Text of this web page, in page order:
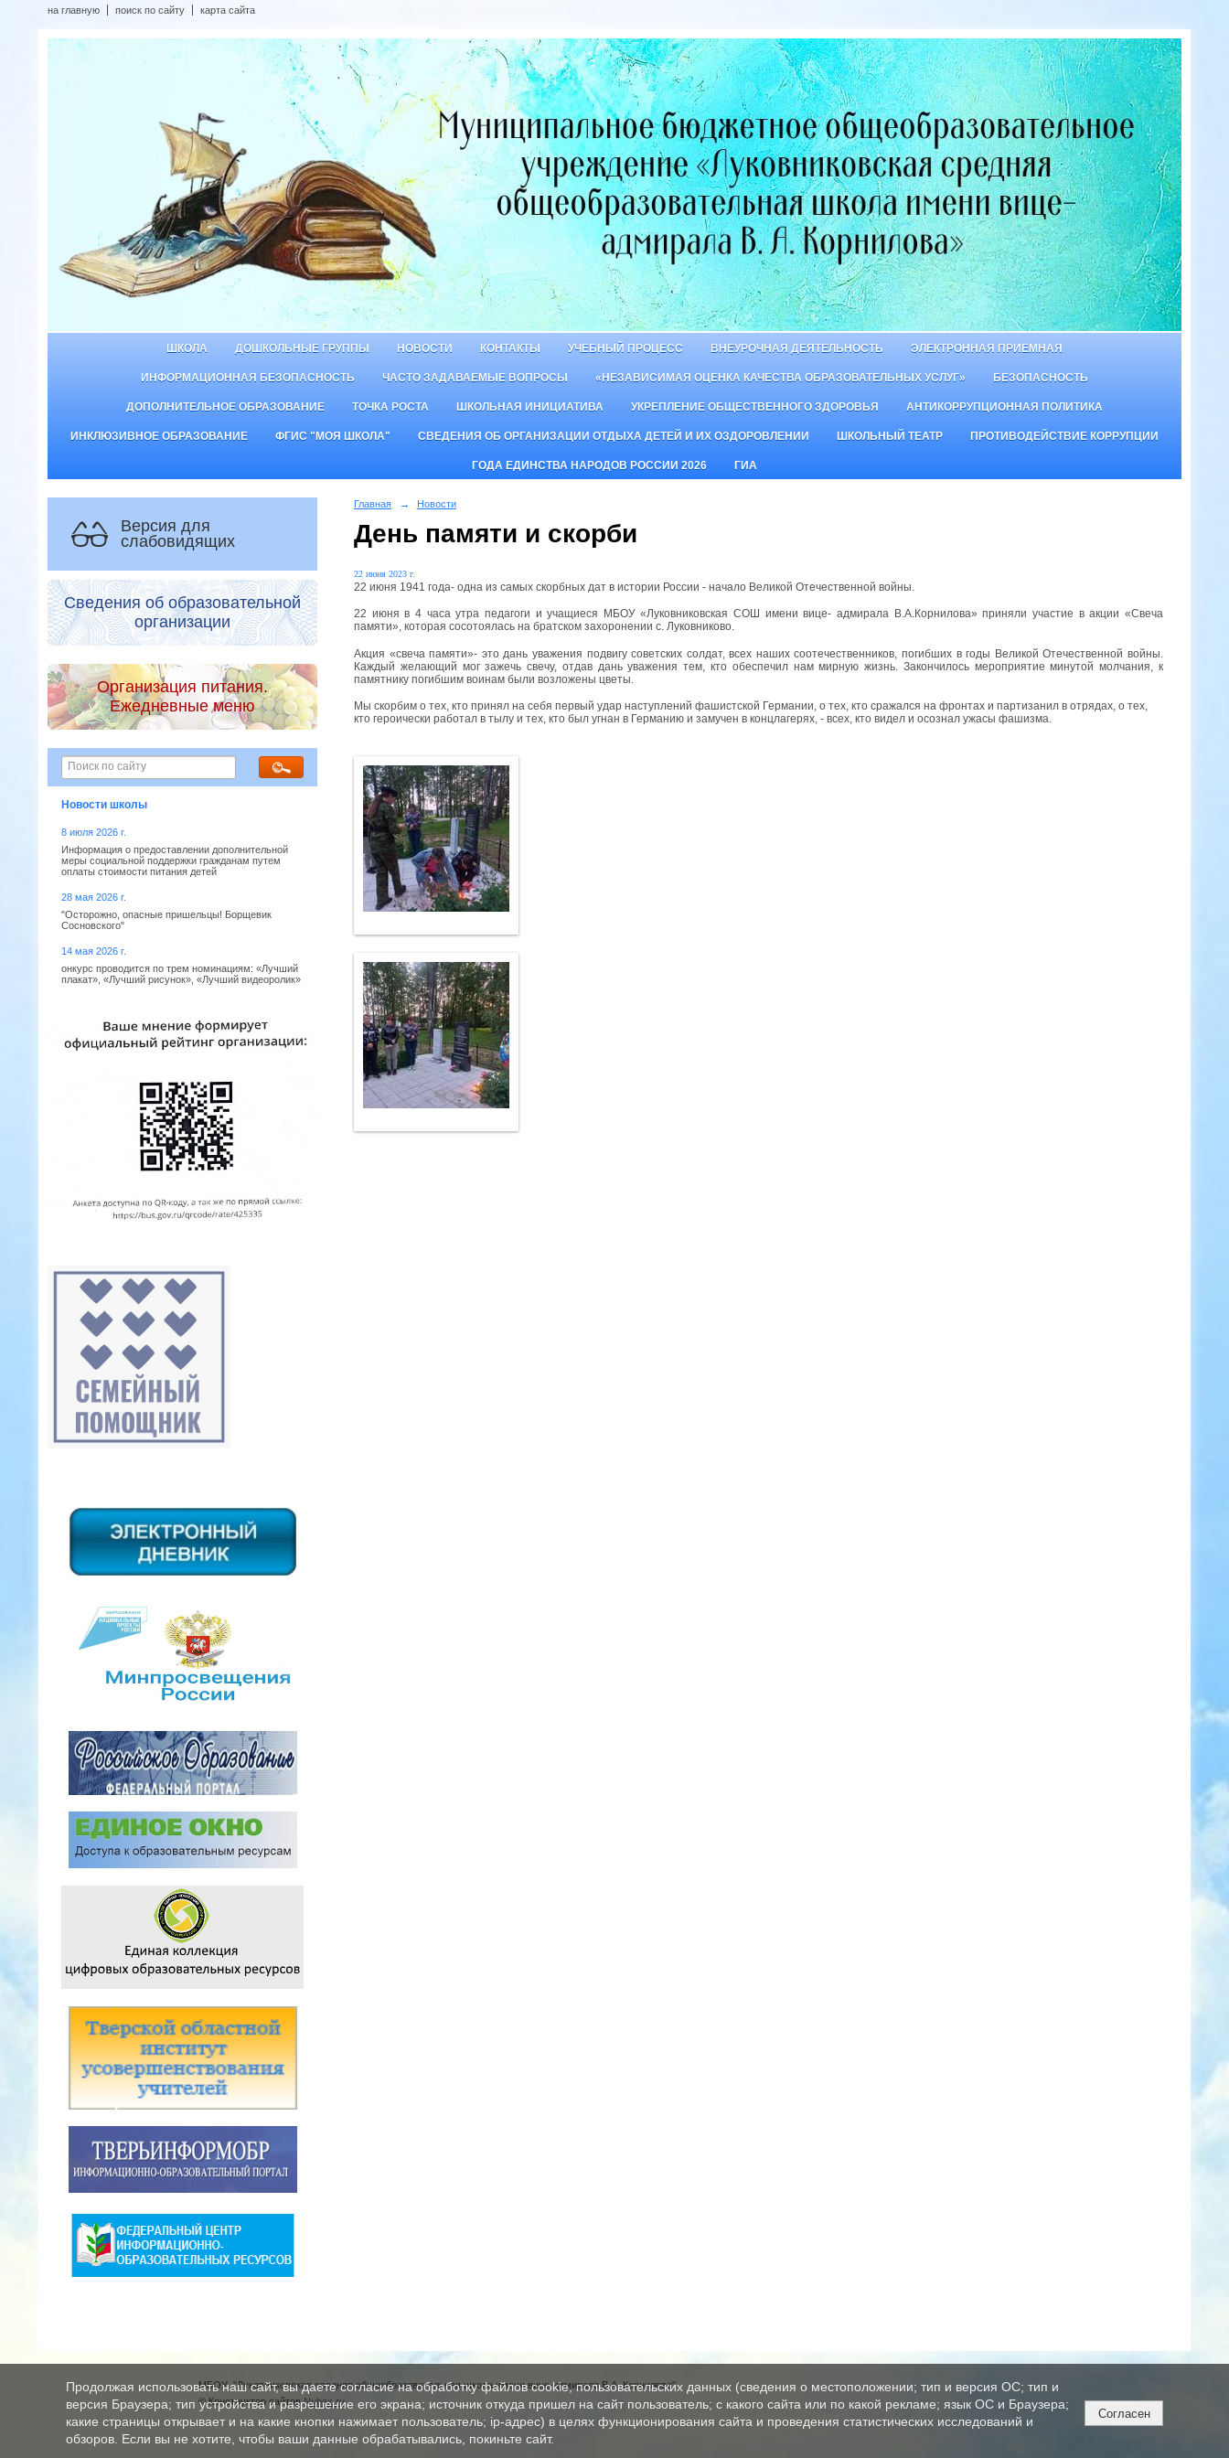
на главную поиск по сайту карта сайта
ШКОЛА ДОШКОЛЬНЫЕ ГРУППЫ НОВОСТИ КОНТАКТЫ УЧЕБНЫЙ ПРОЦЕСС ВНЕУРОЧНАЯ ДЕЯТЕЛЬНОСТЬ ЭЛЕКТРОННАЯ ПРИЕМНАЯ
ИНФОРМАЦИОННАЯ БЕЗОПАСНОСТЬ ЧАСТО ЗАДАВАЕМЫЕ ВОПРОСЫ «НЕЗАВИСИМАЯ ОЦЕНКА КАЧЕСТВА ОБРАЗОВАТЕЛЬНЫХ УСЛУГ» БЕЗОПАСНОСТЬ
ДОПОЛНИТЕЛЬНОЕ ОБРАЗОВАНИЕ ТОЧКА РОСТА ШКОЛЬНАЯ ИНИЦИАТИВА УКРЕПЛЕНИЕ ОБЩЕСТВЕННОГО ЗДОРОВЬЯ АНТИКОРРУПЦИОННАЯ ПОЛИТИКА
ИНКЛЮЗИВНОЕ ОБРАЗОВАНИЕ ФГИС "МОЯ ШКОЛА" СВЕДЕНИЯ ОБ ОРГАНИЗАЦИИ ОТДЫХА ДЕТЕЙ И ИХ ОЗДОРОВЛЕНИИ ШКОЛЬНЫЙ ТЕАТР ПРОТИВОДЕЙСТВИЕ КОРРУПЦИИ
ГОДА ЕДИНСТВА НАРОДОВ РОССИИ 2026 ГИА
Версия для
слабовидящих
Сведения об образовательной
организации
Организация питания.
Ежедневные меню
Новости школы
8 июля 2026 г.
Информация о предоставлении дополнительной
меры социальной поддержки гражданам путем
оплаты стоимости питания детей
28 мая 2026 г.
"Осторожно, опасные пришельцы! Борщевик
Сосновского"
14 мая 2026 г.
онкурс проводится по трем номинациям: «Лучший
плакат», «Лучший рисунок», «Лучший видеоролик»
Главная → Новости
День памяти и скорби
22 июня 2023 г.
22 июня 1941 года- одна из самых скорбных дат в истории России - начало Великой Отечественной войны.
22 июня в 4 часа утра педагоги и учащиеся МБОУ «Луковниковская СОШ имени вице- адмирала В.А.Корнилова» приняли участие в акции «Свеча
памяти», которая сосотоялась на братском захоронении с. Луковниково.
Акция «свеча памяти»- это дань уважения подвигу советских солдат, всех наших соотечественников, погибших в годы Великой Отечественной войны.
Каждый желающий мог зажечь свечу, отдав дань уважения тем, кто обеспечил нам мирную жизнь. Закончилось мероприятие минутой молчания, к
памятнику погибшим воинам были возложены цветы.
Мы скорбим о тех, кто принял на себя первый удар наступлений фашистской Германии, о тех, кто сражался на фронтах и партизанил в отрядах, о тех,
кто героически работал в тылу и тех, кто был угнан в Германию и замучен в концлагерях, - всех, кто видел и осознал ужасы фашизма.
МБОУ "Луковниковская средняя общеобразовательная школа имени вице-адмирала В.А. Корнилова"
© Конструктор сайтовNubex.ru
Продолжая использовать наш сайт, вы даете согласие на обработку файлов cookie, пользовательских данных (сведения о местоположении; тип и версия ОС; тип и
версия Браузера; тип устройства и разрешение его экрана; источник откуда пришел на сайт пользователь; с какого сайта или по какой рекламе; язык ОС и Браузера;
какие страницы открывает и на какие кнопки нажимает пользователь; ip-адрес) в целях функционирования сайта и проведения статистических исследований и
обзоров. Если вы не хотите, чтобы ваши данные обрабатывались, покиньте сайт.
Согласен